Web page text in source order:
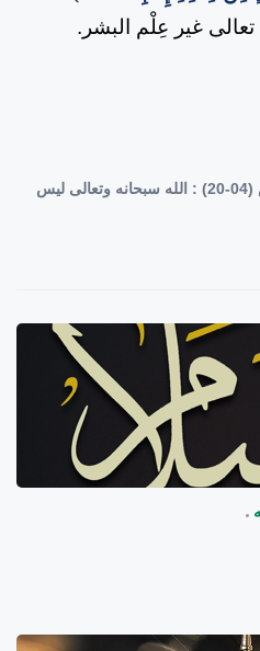
غير عِلْم البشر.
العقيدة الطحاوية - الدرس (04-20) : الله سبحانه وتعالى ليس